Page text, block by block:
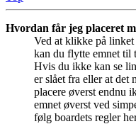
Hvordan får jeg placeret
Ved at klikke på
kan du flytte emnet til
Hvis du ikke kan se
er slået fra eller at det
placere øverst endnu
emnet øverst ved
følg boardets regler